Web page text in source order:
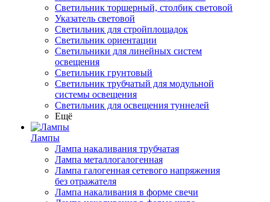
Светильник торшерный, столбик световой
Указатель световой
Светильник для стройплощадок
Светильник ориентации
Светильники для линейных систем
освещения
Светильник грунтовый
Светильник трубчатый для модульной
системы освещения
Светильник для освещения туннелей
Ещё
Лампы
Лампа накаливания трубчатая
Лампа металлогалогенная
Лампа галогенная сетевого напряжения
без отражателя
Лампа накаливания в форме свечи